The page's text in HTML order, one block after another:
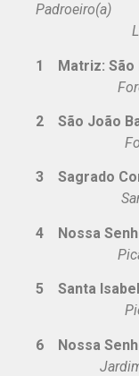
1 Matriz: São
2 São João
3 Sagrado
4 Nossa
5 Santa Isabel
6 Nossa
Jardim